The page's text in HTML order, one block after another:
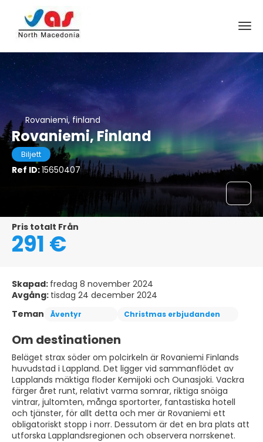
Rovaniemi, finland
Rovaniemi, Finland
Biljett
Ref ID:15650407
Pris totalt Från
291 €
Skapad: fredag 8 november 2024
Avgång: tisdag 24 december 2024
Teman
Äventyr Christmas erbjudanden
Om destinationen
Beläget strax söder om polcirkeln är Rovaniemi Finlands
huvudstad i Lappland. Det ligger vid sammanflödet av
Lapplands mäktiga floder Kemijoki och Ounasjoki. Vackra
färger året runt, relativt varma somrar, riktiga snöiga
vintrar, jultomten, många sportorter, fantastiska hotell
och tjänster, för allt detta och mer är Rovaniemi ett
obligatoriskt stopp i norr. Dessutom är det en bra plats att
utforska Lapplandsregionen och observera norrskenet.